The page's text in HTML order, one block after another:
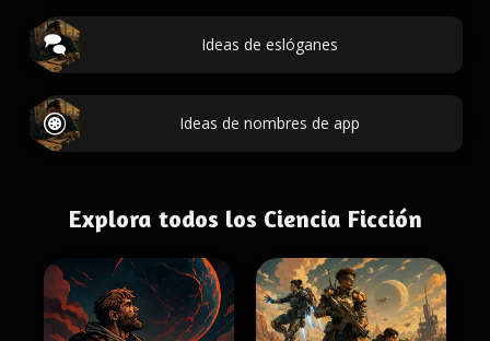
Ideas de eslóganes
Ideas de nombres de app
Explora todos los Ciencia Ficción